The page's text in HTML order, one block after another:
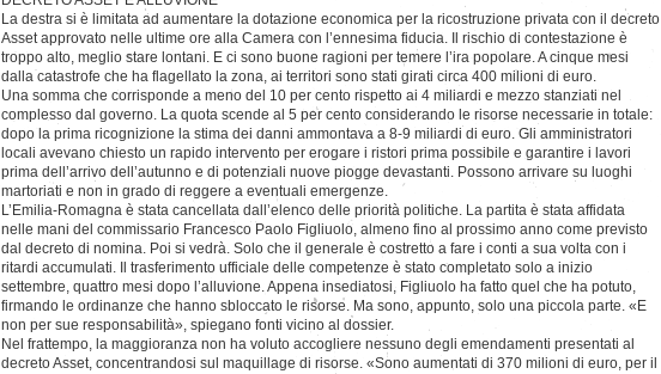
La destra si è limitata ad aumentare la dotazione economica per la ricostruzione privata con il decreto
Asset approvato nelle ultime ore alla Camera con l’ennesima fiducia. Il rischio di contestazione è
troppo alto, meglio stare lontani. E ci sono buone ragioni per temere l’ira popolare. A cinque mesi
dalla catastrofe che ha flagellato la zona, ai territori sono stati girati circa 400 milioni di euro.
Una somma che corrisponde a meno del 10 per cento rispetto ai 4 miliardi e mezzo stanziati nel
complesso dal governo. La quota scende al 5 per cento considerando le risorse necessarie in totale:
dopo la prima ricognizione la stima dei danni ammontava a 8-9 miliardi di euro. Gli amministratori
locali avevano chiesto un rapido intervento per erogare i ristori prima possibile e garantire i lavori
prima dell’arrivo dell’autunno e di potenziali nuove piogge devastanti. Possono arrivare su luoghi
martoriati e non in grado di reggere a eventuali emergenze.
L’Emilia-Romagna è stata cancellata dall’elenco delle priorità politiche. La partita è stata affidata
nelle mani del commissario Francesco Paolo Figliuolo, almeno fino al prossimo anno come previsto
dal decreto di nomina. Poi si vedrà. Solo che il generale è costretto a fare i conti a sua volta con i
ritardi accumulati. Il trasferimento ufficiale delle competenze è stato completato solo a inizio
settembre, quattro mesi dopo l’alluvione. Appena insediatosi, Figliuolo ha fatto quel che ha potuto,
firmando le ordinanze che hanno sbloccato le risorse. Ma sono, appunto, solo una piccola parte. «E
non per sue responsabilità», spiegano fonti vicino al dossier.
Nel frattempo, la maggioranza non ha voluto accogliere nessuno degli emendamenti presentati al
decreto Asset, concentrandosi sul maquillage di risorse. «Sono aumentati di 370 milioni di euro, per il